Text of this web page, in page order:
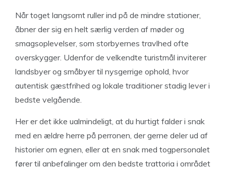
Når toget langsomt ruller ind på de mindre stationer,
åbner der sig en helt særlig verden af møder og
smagsoplevelser, som storbyernes travlhed ofte
overskygger. Udenfor de velkendte turistmål inviterer
landsbyer og småbyer til nysgerrige ophold, hvor
autentisk gæstfrihed og lokale traditioner stadig lever i
bedste velgående.
Her er det ikke ualmindeligt, at du hurtigt falder i snak
med en ældre herre på perronen, der gerne deler ud af
historier om egnen, eller at en snak med togpersonalet
fører til anbefalinger om den bedste trattoria i området